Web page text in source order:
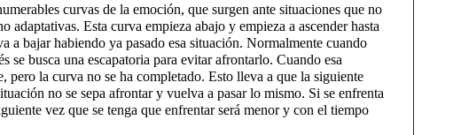
curvas de la emoción, que surgen ante situaciones que no
adaptativas. Esta curva empieza abajo y empieza a ascender hasta
a bajar habiendo ya pasado esa situación. Normalmente cuando
se busca una escapatoria para evitar afrontarlo. Cuando esa
pero la curva no se ha completado. Esto lleva a que la siguiente
no se sepa afrontar y vuelva a pasar lo mismo. Si se enfrenta
vez que se tenga que enfrentar será menor y con el tiempo